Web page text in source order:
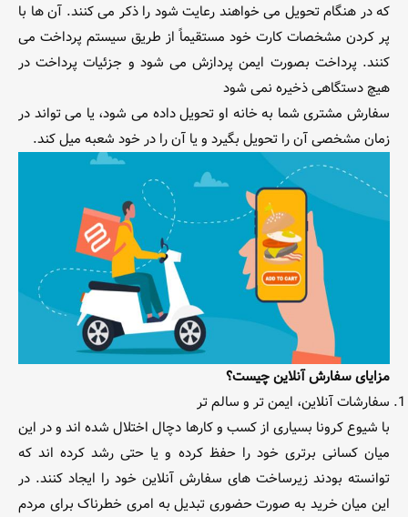
که در هنگام تحویل می خواهند رعایت شود را ذکر می کنند. آن ها با
پر کردن مشخصات کارت خود مستقیماً از طریق سیستم پرداخت می
کنند. پرداخت بصورت ایمن پردازش می شود و جزئیات پرداخت در
هیچ دستگاهی ذخیره نمی شود
سفارش مشتری شما به خانه او تحویل داده می شود، یا می تواند در
زمان مشخصی آن را تحویل بگیرد و یا آن را در خود شعبه میل کند.
مزایای سفارش آنلاین چیست؟
سفارشات آنلاین، ایمن تر و سالم تر
با شیوع کرونا بسیاری از کسب و کارها دچال اختلال شده اند و در این
میان کسانی برتری خود را حفظ کرده و یا حتی رشد کرده اند که
توانسته بودند زیرساخت های سفارش آنلاین خود را ایجاد کنند. در
این میان خرید به صورت حضوری تبدیل به امری خطرناک برای مردم